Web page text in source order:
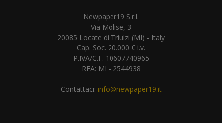
Newpaper19 S.r.l.
Via Molise, 3
20085 Locate di Triulzi (MI) - Italy
Cap. Soc. 20.000 € i.v.
P.IVA/C.F. 10607740965
REA: MI - 2544938
Contattaci: info@newpaper19.it